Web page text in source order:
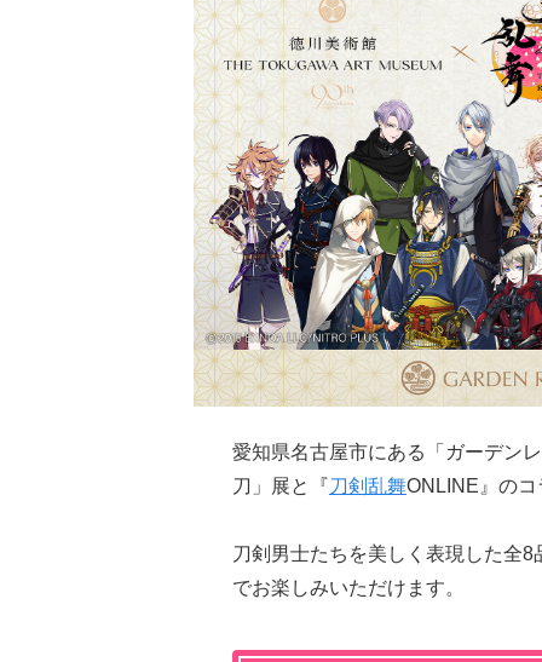
愛知県名古屋市にある「ガーデン
刀」展と『刀剣乱舞ONLINE』の
刀剣男士たちを美しく表現した全
でお楽しみいただけます。